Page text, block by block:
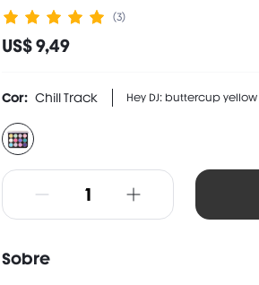
(3)
US$ 9,49
Cor: Chill Track
Artsy AF: shimmery mint green
In a Mood: shimmery purple
Purple Reign: lavender
Walk of Fame: shimmery pale gold
Material Girl: magenta
Deep in Thought: violet
Wish Me Luck: agave green
Legacy: lilac
Sobre